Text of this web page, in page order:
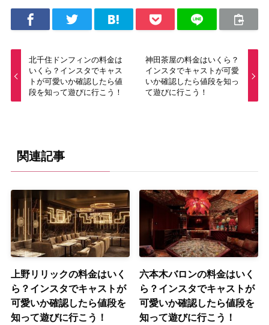
北千住ドンフィンの料金は
いくら？インスタでキャス
トが可愛いか確認したら値
段を知って遊びに行こう！
神田茶屋の料金はいくら？
インスタでキャストが可愛
いか確認したら値段を知っ
て遊びに行こう！
関連記事
上野リリックの料金はいく
ら？インスタでキャストが
可愛いか確認したら値段を
知って遊びに行こう！
六本木バロンの料金はいく
ら？インスタでキャストが
可愛いか確認したら値段を
知って遊びに行こう！